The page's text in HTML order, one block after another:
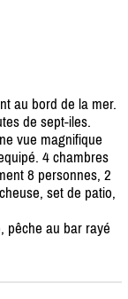
au bord de la mer.
de sept-iles.
vue magnifique
4 chambres
8 personnes, 2
set de patio,
pêche au bar rayé